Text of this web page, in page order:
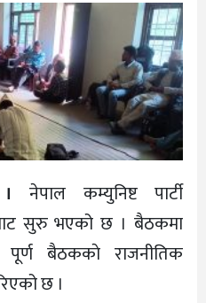
नेपाल कम्युनिष्ट पार्टी
सुरु भएको छ । बैठकमा
पूर्ण बैठककाे राजनीतिक
छ ।